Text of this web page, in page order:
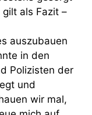
als Fazit –
auszubauen
in den
Polizisten der
und
wir mal,